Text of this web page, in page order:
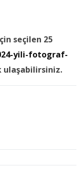
seçilen 25
yili-fotograf-
ulaşabilirsiniz.